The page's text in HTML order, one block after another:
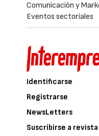
Comunicación y
Eventos sectoriales
Identificarse
Registrarse
NewsLetters
Suscribirse a revista